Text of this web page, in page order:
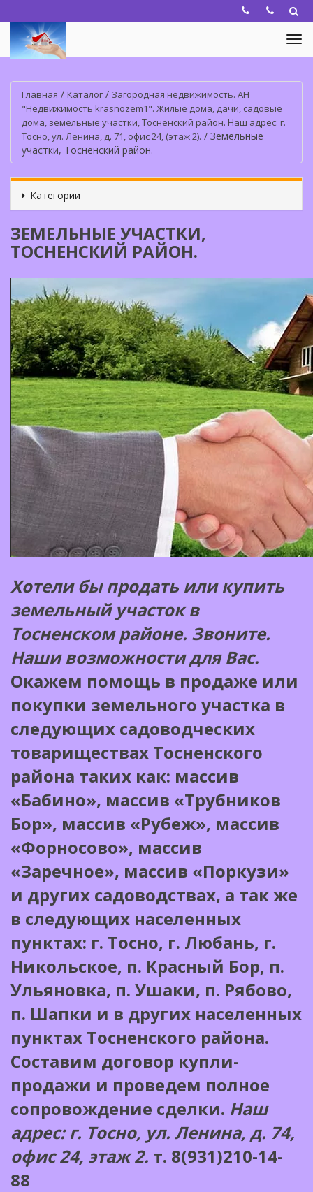
Главная / Каталог / Загородная недвижимость. АН
"Недвижимость krasnozem1". Жилые дома, дачи, садовые
дома, земельные участки, Тосненский район. Наш адрес: г.
Тосно, ул. Ленина, д. 71, офис 24, (этаж 2). / Земельные
участки, Тосненский район.
Категории
ЗЕМЕЛЬНЫЕ УЧАСТКИ,
ТОСНЕНСКИЙ РАЙОН.
Хотели бы продать или купить
земельный участок в
Тосненском районе. Звоните.
Наши возможности для Вас.
Окажем помощь в продаже или
покупки земельного участка в
следующих садоводческих
товариществах Тосненского
района таких как: массив
«Бабино», массив «Трубников
Бор», массив «Рубеж», массив
«Форносово», массив
«Заречное», массив «Поркузи»
и других садоводствах, а так же
в следующих населенных
пунктах: г. Тосно, г. Любань, г.
Никольское, п. Красный Бор, п.
Ульяновка, п. Ушаки, п. Рябово,
п. Шапки и в других населенных
пунктах Тосненского района.
Составим договор купли-
продажи и проведем полное
сопровождение сделки. Наш
адрес: г. Тосно, ул. Ленина, д. 74,
офис 24, этаж 2. т. 8(931)210-14-
88